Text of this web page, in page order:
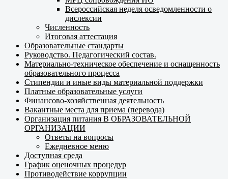
Всероссийская неделя осведомленности о
дислексии
Численность
Итоговая аттестация
Образовательные стандарты
Руководство. Педагогический состав.
Материально-техническое обеспечение и оснащенность
образовательного процесса
Стипендии и иные виды материальной поддержки
Платные образовательные услуги
Финансово-хозяйственная деятельность
Вакантные места для приема (перевода)
Организация питания В ОБРАЗОВАТЕЛЬНОЙ
ОРГАНИЗАЦИИ
Ответы на вопросы
Ежедневное меню
Доступная среда
График оценочных процедур
Противодействие коррупции